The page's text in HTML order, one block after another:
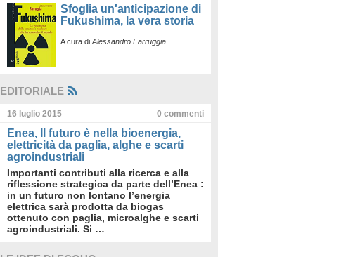
Sfoglia un'anticipazione di
Fukushima, la vera storia
A cura di Alessandro Farruggia
EDITORIALE
16 luglio 2015 0 commenti
Enea, Il futuro è nella bioenergia,
elettricità da paglia, alghe e scarti
agroindustriali
Importanti contributi alla ricerca e alla
riflessione strategica da parte dell’Enea :
in un futuro non lontano l’energia
elettrica sarà prodotta da biogas
ottenuto con paglia, microalghe e scarti
agroindustriali. Si …